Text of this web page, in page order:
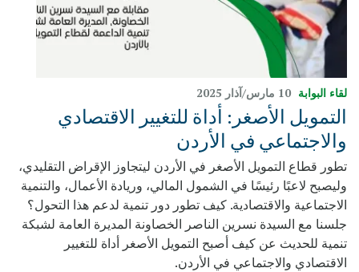
لقاء البوابة 10 مارس/آذار 2025
التمويل الأصغر: أداة للتغيير الاقتصادي
والاجتماعي في الأردن
تطور قطاع التمويل الأصغر في الأردن ليتجاوز الإقراض التقليدي،
وليصبح لاعبًا رئيسًا في الشمول المالي، وريادة الأعمال، والتنمية
الاجتماعية والاقتصادية. كيف تطور دور تنمية لدعم هذا التحول؟
جلسنا مع السيدة نسرين الناصر الخصاونة المديرة العامة لشبكة
تنمية للحديث عن كيف أصبح التمويل الأصغر أداة للتغيير
الاقتصادي والاجتماعي في الأردن.